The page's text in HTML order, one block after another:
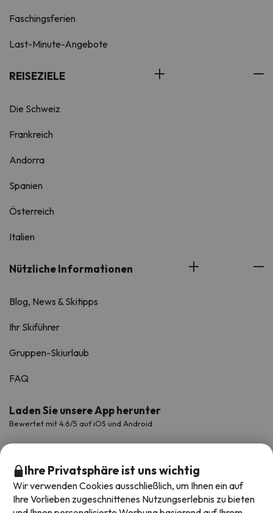
Faschingsferien
Last-Minute-Angebote
REISEZIELE
Die Schweiz
Frankreich
Andorra
Spanien
Österreich
Italien
Nützliche Informationen
Blog, News & Skitipps
Ihr Skiführer
Gruppen-Skiurlaub
FAQ
Laden Sie unsere App herunter
Bewertet mit 4.6/5 auf iOS und Android.
Ihre Privatsphäre ist uns wichtig
Wir verwenden Cookies ausschließlich, um Ihnen ein auf
Ihre Vorlieben zugeschnittenes Nutzungserlebnis zu bieten